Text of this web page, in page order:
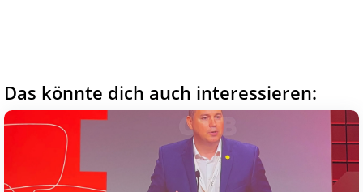
Das könnte dich auch interessieren: